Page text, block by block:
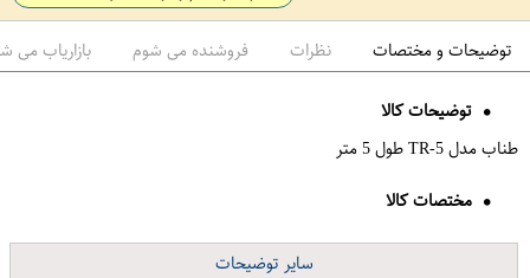
توضیحات و مختصات نظرات فروشنده می شوم بازاریاب می
توضیحات کالا
طناب مدل TR-5 طول 5 متر
مختصات کالا
سایر توضیحات